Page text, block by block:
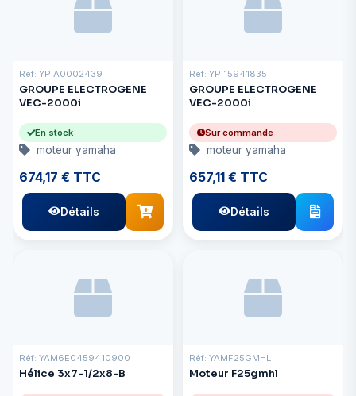
Réf: YPIA0002439
GROUPE ELECTROGENE
VEC-2000i
En stock
moteur yamaha
674,17 € TTC
Détails
Réf: YPI15941835
GROUPE ELECTROGENE
VEC-2000i
Sur commande
moteur yamaha
657,11 € TTC
Détails
Réf: YAM6E0459410900
Hélice 3x7-1/2x8-B
Réf: YAMF25GMHL
Moteur F25gmhl